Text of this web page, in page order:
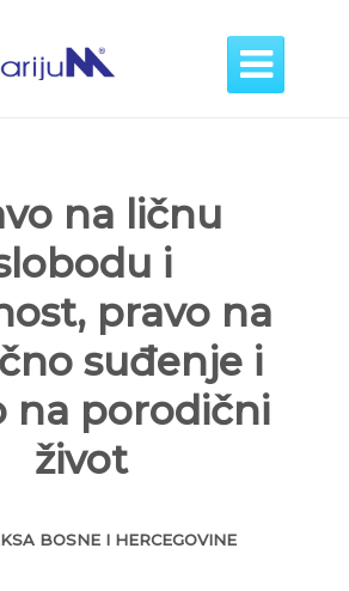

na ličnu
i
pravo na
suđenje i
na porodični
život
BOSNE I HERCEGOVINE